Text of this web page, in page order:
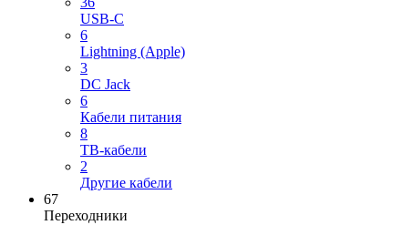
USB-C
6
Lightning (Apple)
3
DC Jack
6
Кабели питания
8
ТВ-кабели
2
Другие кабели
67
Переходники